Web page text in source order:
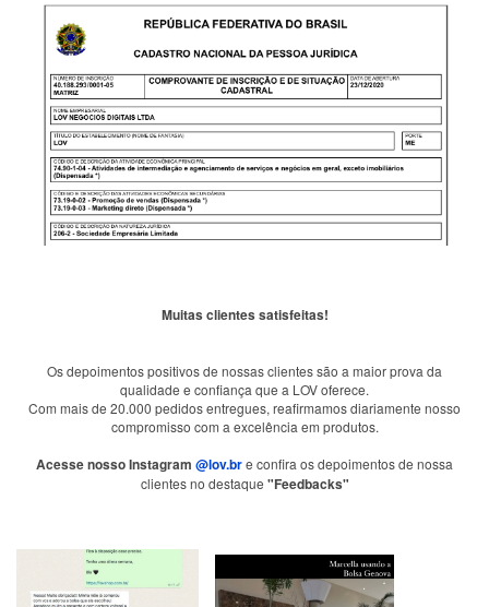
Muitas clientes satisfeitas!
Os depoimentos positivos de nossas clientes são a maior prova da
qualidade e confiança que a LOV oferece.
Com mais de 20.000 pedidos entregues, reafirmamos diariamente nosso
compromisso com a excelência em produtos.
Acesse nosso Instagram @lov.bre confira os depoimentos de nossa
clientes no destaque "Feedbacks"